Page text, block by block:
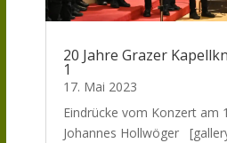
20 Jahre Grazer
1
17. Mai 2023
Eindrücke vom Konzert am
Johannes Hollwöger